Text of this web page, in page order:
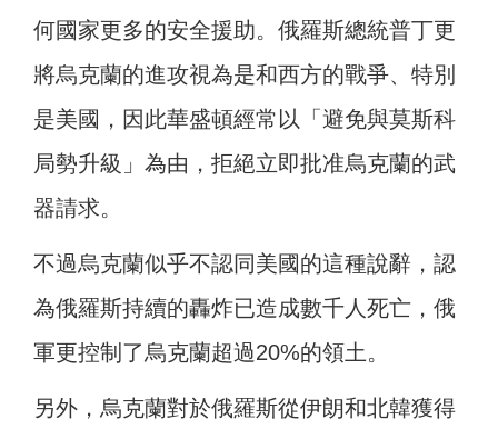
何國家更多的安全援助。俄羅斯總統普丁更
將烏克蘭的進攻視為是和西方的戰爭、特別
是美國，因此華盛頓經常以「避免與莫斯科
局勢升級」為由，拒絕立即批准烏克蘭的武
器請求。
不過烏克蘭似乎不認同美國的這種說辭，認
為俄羅斯持續的轟炸已造成數千人死亡，俄
軍更控制了烏克蘭超過20%的領土。
另外，烏克蘭對於俄羅斯從伊朗和北韓獲得